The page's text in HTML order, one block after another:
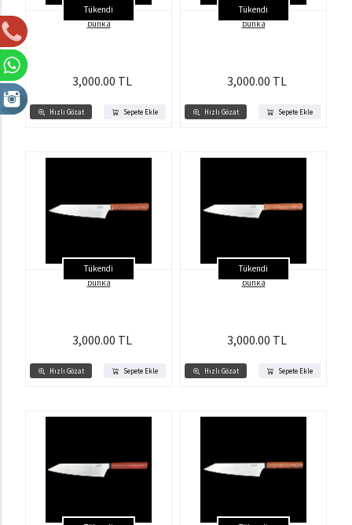
Tükendi
Hızlı Gözat Sepete Ekle
bunka
3,000.00 TL
Tükendi
Hızlı Gözat Sepete Ekle
bunka
3,000.00 TL
Tükendi
Hızlı Gözat Sepete Ekle
bunka
3,000.00 TL
Tükendi
Hızlı Gözat Sepete Ekle
bunka
3,000.00 TL